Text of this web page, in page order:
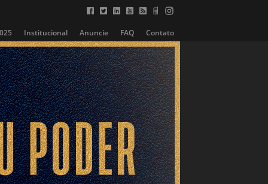
Institucional Anuncie FAQ Contato